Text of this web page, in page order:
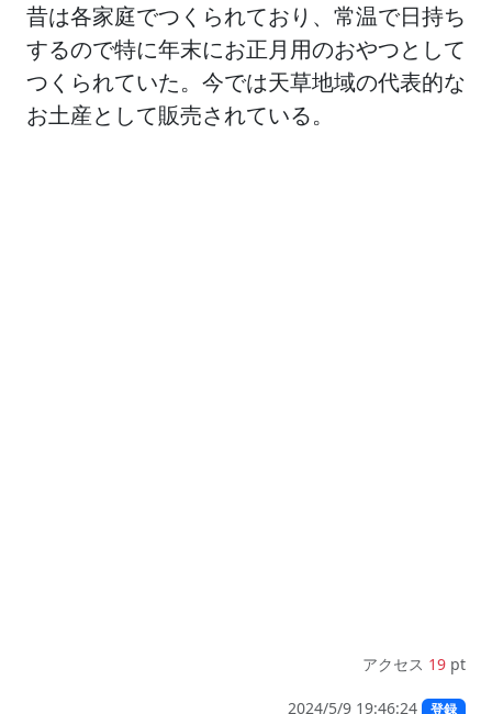
昔は各家庭でつくられており、常温で日持ち
するので特に年末にお正月用のおやつとして
つくられていた。今では天草地域の代表的な
お土産として販売されている。
アクセス 19 pt
2024/5/9 19:46:24 登録